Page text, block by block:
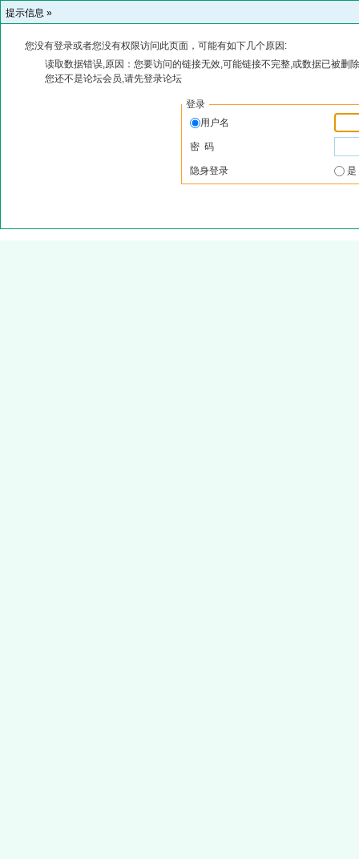
提示信息 »
您没有登录或者您没有权限访问此页面，可能有如下几个原因:
读取数据错误,原因：您要访问的链接无效,可能链接不完整,或数据已被删
您还不是论坛会员,请先登录论坛
登录
用户名
密 码
隐身登录